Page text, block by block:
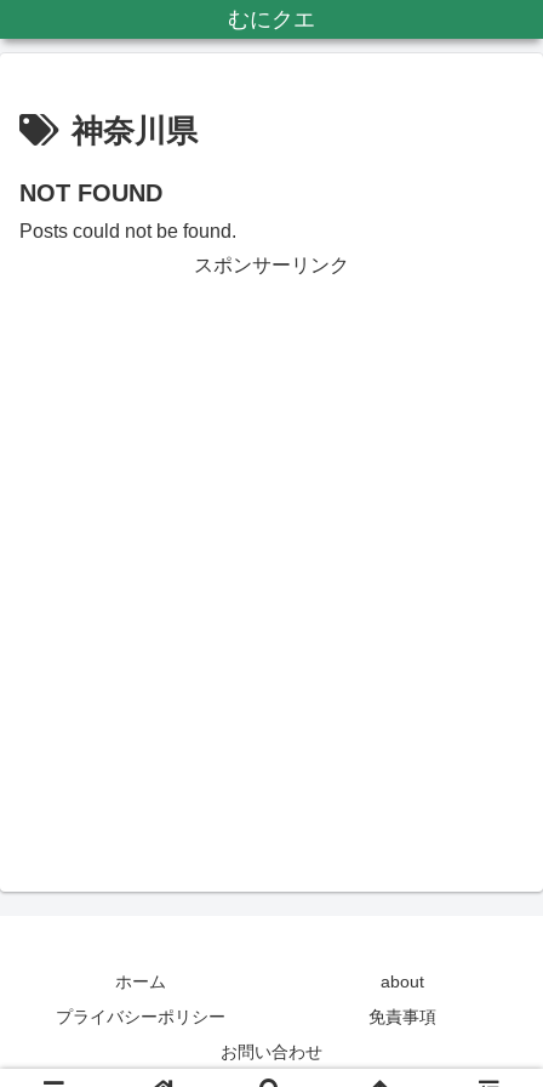
むにクエ
神奈川県
NOT FOUND
Posts could not be found.
スポンサーリンク
ホーム
about
プライバシーポリシー
免責事項
お問い合わせ